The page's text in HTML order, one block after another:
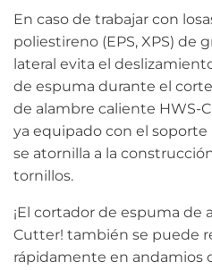
En caso de trabajar con
poliestireno (EPS, XPS) de
lateral evita el
de espuma durante el
de alambre caliente HWS-
ya equipado con el soporte
se atornilla a la
tornillos.
¡El cortador de espuma de
Cutter! también se puede
rápidamente en andamios